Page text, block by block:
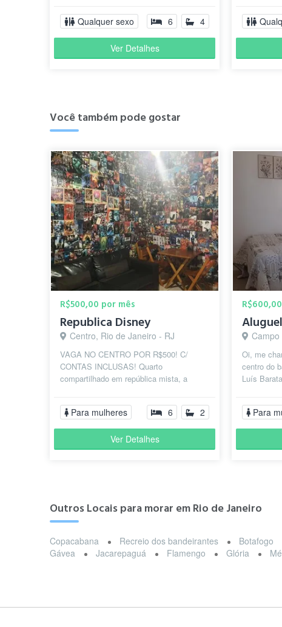
ainda tá tenu vag...
Qualquer sexo 6 4
Ver Detalhes
Você também pode gostar
R$500,00 por mês
Republica Disney
Centro, Rio de Janeiro - RJ
VAGA NO CENTRO POR R$500! C/
CONTAS INCLUSAS! Quarto
compartilhado em república mista, a
gás que da 15 reais...
Para mulheres 6 2
Ver Detalhes
Oi, me
centro do
Luís
Para
Outros Locais para morar em Rio de Janeiro
Copacabana Recreio dos bandeirantes Botafogo
Gávea
Jacarepaguá Flamengo Glória